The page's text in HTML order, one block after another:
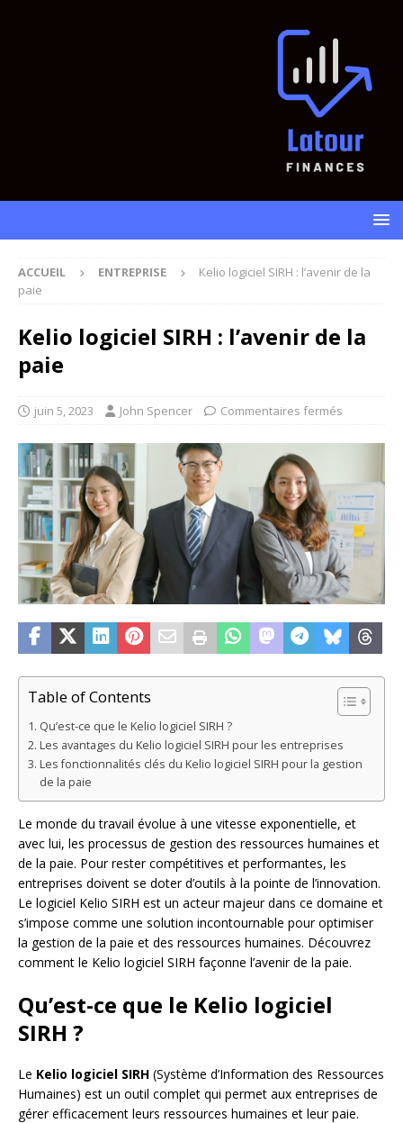
ACCUEIL ENTREPRISE
Kelio logiciel SIRH : l’avenir de la
paie
Kelio logiciel SIRH : l’avenir de la
paie
juin 5, 2023 John Spencer Commentaires fermés
Table of Contents
Qu’est-ce que le Kelio logiciel SIRH ?
Les avantages du Kelio logiciel SIRH pour les entreprises
Les fonctionnalités clés du Kelio logiciel SIRH pour la gestion
de la paie
Le monde du travail évolue à une vitesse exponentielle, et
avec lui, les processus de gestion des ressources humaines et
de la paie. Pour rester compétitives et performantes, les
entreprises doivent se doter d’outils à la pointe de l’innovation.
Le logiciel Kelio SIRH est un acteur majeur dans ce domaine et
s’impose comme une solution incontournable pour optimiser
la gestion de la paie et des ressources humaines. Découvrez
comment le Kelio logiciel SIRH façonne l’avenir de la paie.
Qu’est-ce que le Kelio logiciel
SIRH ?
Le Kelio logiciel SIRH (Système d’Information des Ressources
Humaines) est un outil complet qui permet aux entreprises de
gérer efficacement leurs ressources humaines et leur paie.